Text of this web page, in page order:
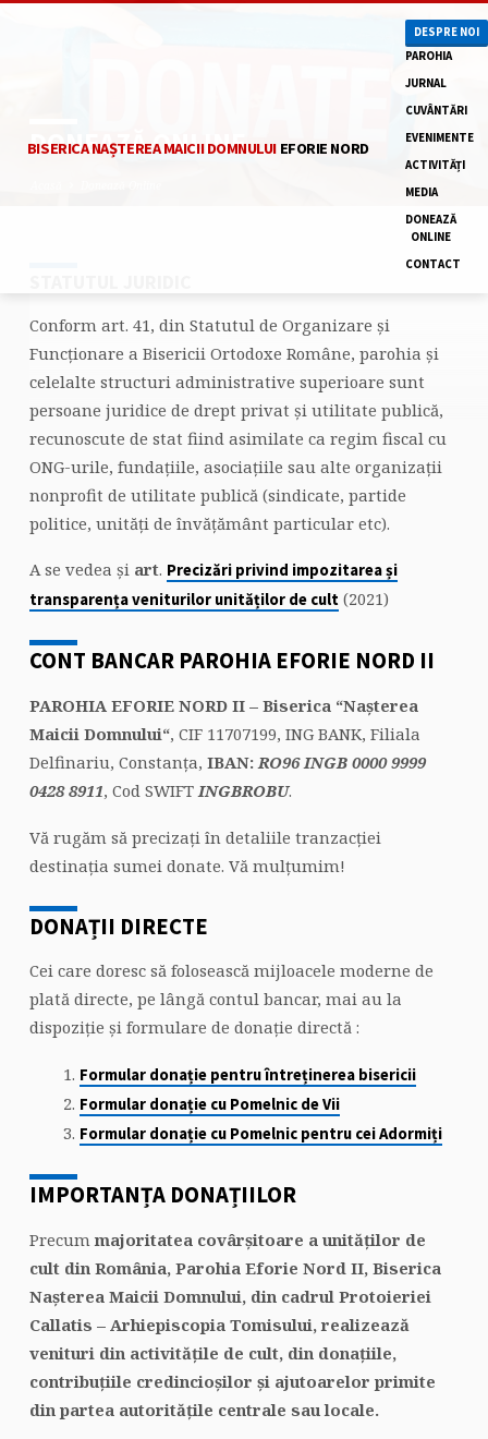
BISERICA NAȘTEREA MAICII DOMNULUI EFORIE NORD
DESPRE NOI
PAROHIA
JURNAL
CUVÂNTĂRI
EVENIMENTE
ACTIVITĂȚI
MEDIA
DONEAZĂ
ONLINE
CONTACT
DONEAZĂ ONLINE
DONEAZĂ
ONLINE
Conform art. 41, din Statutul de Organizare și
Funcționare a Bisericii Ortodoxe Române, parohia și
celelalte structuri administrative superioare sunt
persoane juridice de drept privat şi utilitate publică,
recunoscute de stat fiind asimilate ca regim fiscal cu
ONG-urile, fundațiile, asociațiile sau alte organizații
nonprofit de utilitate publică (sindicate, partide
politice, unități de învățământ particular etc).
A se vedea și art. Precizări privind impozitarea și
transparența veniturilor unităților de cult(2021)
CONT BANCAR PAROHIA EFORIE NORD II
PAROHIA EFORIE NORD II – Biserica “Nașterea
Maicii Domnului“, CIF 11707199, ING BANK, Filiala
Delfinariu, Constanța, IBAN:RO96 INGB 0000 9999
0428 8911, Cod SWIFTINGBROBU.
Vă rugăm să precizați în detaliile tranzacției
destinația sumei donate. Vă mulțumim!
DONAȚII DIRECTE
Cei care doresc să folosească mijloacele moderne de
plată directe, pe lângă contul bancar, mai au la
dispoziție și formulare de donație directă :
Formular donație pentru întreținerea bisericii
Formular donație cu Pomelnic de Vii
Formular donație cu Pomelnic pentru cei Adormiți
IMPORTANȚA DONAȚIILOR
Precum majoritatea covârșitoare a unită­ților de
cult din România, Parohia Eforie Nord II, Biserica
Nașterea Maicii Domnului, din cadrul Protoieriei
Callatis – Arhiepiscopia Tomisului, realizează
venituri din activi­tățile de cult, din donațiile,
contribuțiile credincioșilor și ajutoarelor primite
din partea autoritățile centrale sau locale.